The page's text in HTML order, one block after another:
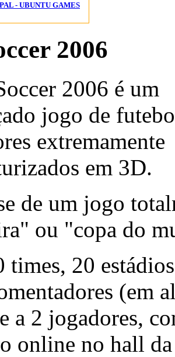
- UBUNTU GAMES
2006
2006 é um
jogo de
extremamente
em 3D.
de um jogo
ou "copa do
times, 20
(em
a 2 jogadores,
online no hall